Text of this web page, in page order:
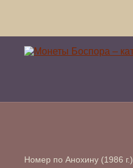
Номер по Анохину (1986 г.)